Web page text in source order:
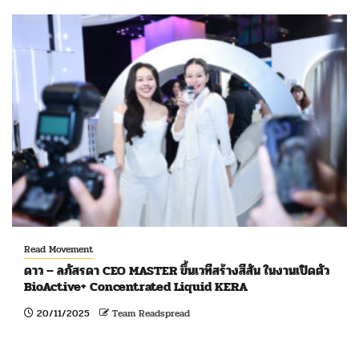
Read Movement
ดาว – ลภัสรดา CEO MASTER ขึ้นเวทีสร้างสีสัน ในงานเปิดตัว
BioActive+ Concentrated Liquid KERA
20/11/2025 Team Readspread